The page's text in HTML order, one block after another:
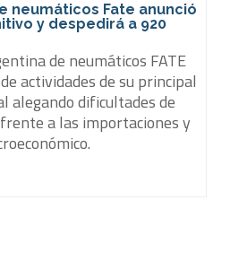
neumáticos Fate anunció
y despedirá a 920
de neumáticos FATE
actividades de su principal
alegando dificultades de
a las importaciones y